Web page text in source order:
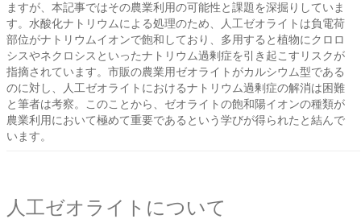
ますが、本記事ではその農業利用の可能性と課題を深掘りしていま
す。水酸化ナトリウムによる処理のため、人工ゼオライトは負電荷
部位がナトリウムイオンで飽和しており、多用すると植物にクロロ
シスやネクロシスといったナトリウム過剰症を引き起こすリスクが
指摘されています。市販の農業用ゼオライトがカルシウム型である
のに対し、人工ゼオライトにおけるナトリウム過剰症の解消は困難
と筆者は考察。このことから、ゼオライトの飽和陽イオンの種類が
農業利用において極めて重要であるという学びが得られたと結んで
います。
人工ゼオライトについて